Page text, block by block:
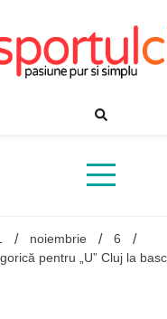
noiembrie
6
pentru „U” Cluj la